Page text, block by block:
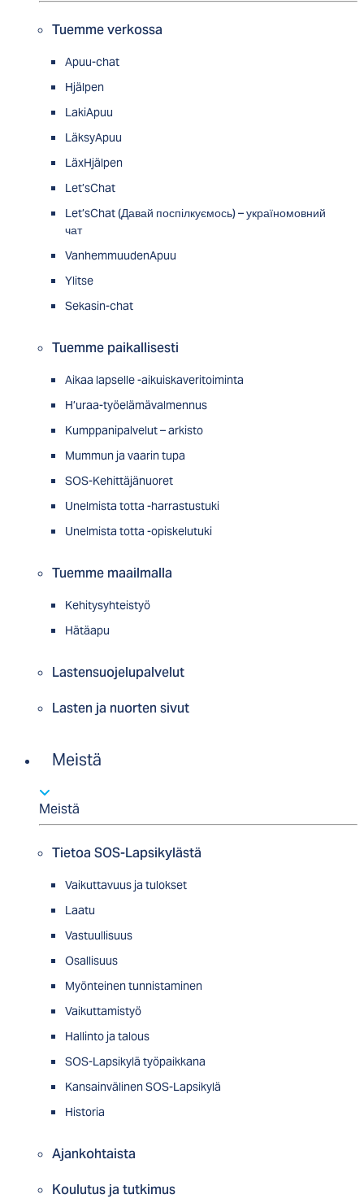
Tuemme verkossa
Apuu-chat
Hjälpen
LakiApuu
LäksyApuu
LäxHjälpen
Let’sChat
Let’sChat (Давай поспілкуємось) – україномовний
чат
VanhemmuudenApuu
Ylitse
Sekasin-chat
Tuemme paikallisesti
Aikaa lapselle -aikuiskaveritoiminta
H’uraa-työelämävalmennus
Kumppanipalvelut – arkisto
Mummun ja vaarin tupa
SOS-Kehittäjänuoret
Unelmista totta -harrastustuki
Unelmista totta -opiskelutuki
Tuemme maailmalla
Kehitysyhteistyö
Hätäapu
Lastensuojelupalvelut
Lasten ja nuorten sivut
Meistä
Meistä
Tietoa SOS-Lapsikylästä
Vaikuttavuus ja tulokset
Laatu
Vastuullisuus
Osallisuus
Myön­tei­nen tun­nis­ta­minen
Vaikuttamistyö
Hallinto ja talous
SOS-Lapsikylä työpaikkana
Kansainvälinen SOS-Lapsikylä
Historia
Ajankohtaista
Koulutus ja tutkimus